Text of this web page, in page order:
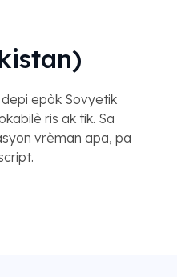
epòk Sovyetik
ris ak tik. Sa
vrèman apa, pa